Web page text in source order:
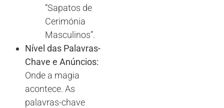
“Sapatos de
Cerimónia
Masculinos”.
Nível das Palavras-
Chave e Anúncios:
Onde a magia
acontece. As
palavras-chave